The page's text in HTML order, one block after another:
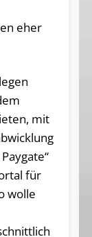
eher
mit
für
wolle